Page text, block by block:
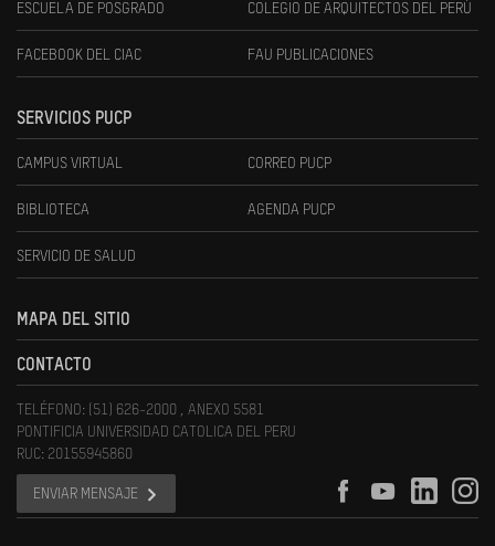
ESCUELA DE POSGRADO COLEGIO DE ARQUITECTOS DEL PERÚ
FACEBOOK DEL CIAC FAU PUBLICACIONES
SERVICIOS PUCP
CAMPUS VIRTUAL CORREO PUCP
BIBLIOTECA AGENDA PUCP
SERVICIO DE SALUD
MAPA DEL SITIO
CONTACTO
TELÉFONO: (51) 626-2000 , ANEXO 5581
PONTIFICIA UNIVERSIDAD CATOLICA DEL PERU
RUC: 20155945860
ENVIAR MENSAJE